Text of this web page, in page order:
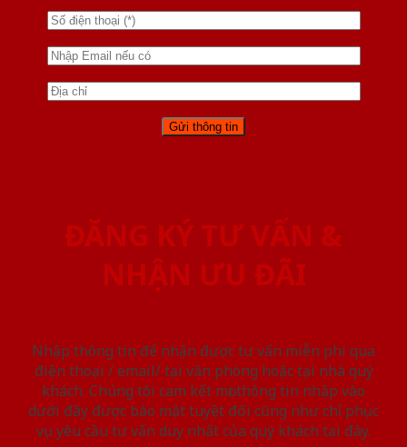
ĐĂNG KÝ TƯ VẤN &
NHẬN ƯU ĐÃI
Nhập thông tin để nhận được tư vấn miễn phí qua
điện thoại / email/ tại văn phòng hoặc tại nhà quý
khách. Chúng tôi cam kết mọi thông tin nhập vào
dưới đây được bảo mật tuyệt đối cũng như chỉ phục
vụ yêu cầu tư vấn duy nhất của quý khách tại đây.